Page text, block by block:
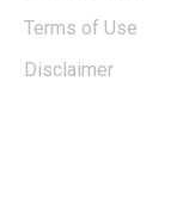
Terms of Use
Disclaimer